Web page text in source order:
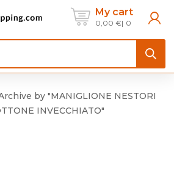
My cart
0,00 € 0
by "MANIGLIONE NESTORI
INVECCHIATO"